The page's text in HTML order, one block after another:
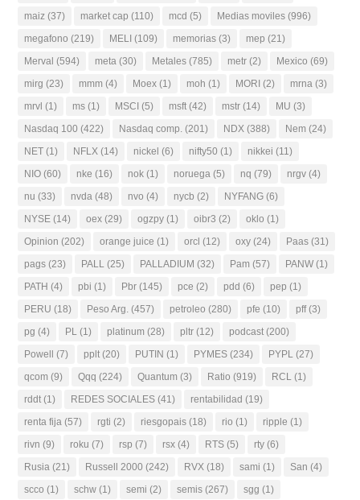
maiz (37) market cap (110) mcd (5) Medias moviles (996)
megafono (219) MELI (109) memorias (3) mep (21)
Merval (594) meta (30) Metales (785) metr (2) Mexico (69)
mirg (23) mmm (4) Moex (1) moh (1) MORI (2) mrna (3)
mrvl (1) ms (1) MSCI (5) msft (42) mstr (14) MU (3)
Nasdaq 100 (422) Nasdaq comp. (201) NDX (388) Nem (24)
NET (1) NFLX (14) nickel (6) nifty50 (1) nikkei (11)
NIO (60) nke (16) nok (1) noruega (5) nq (79) nrgv (4)
nu (33) nvda (48) nvo (4) nycb (2) NYFANG (6)
NYSE (14) oex (29) ogzpy (1) oibr3 (2) oklo (1)
Opinion (202) orange juice (1) orcl (12) oxy (24) Paas (31)
pags (23) PALL (25) PALLADIUM (32) Pam (57) PANW (1)
PATH (4) pbi (1) Pbr (145) pce (2) pdd (6) pep (1)
PERU (18) Peso Arg. (457) petroleo (280) pfe (10) pff(3)
pg (4) PL (1) platinum (28) pltr (12) podcast (200)
Powell (7) pplt (20) PUTIN (1) PYMES (234) PYPL (27)
qcom (9) Qqq (224) Quantum (3) Ratio (919) RCL (1)
rddt (1) REDES SOCIALES (41) rentabilidad (19)
renta fija (57) rgti (2) riesgopais (18) rio (1) ripple (1)
rivn (9) roku (7) rsp (7) rsx (4) RTS (5) rty (6)
Rusia (21) Russell 2000 (242) RVX (18) sami (1) San (4)
scco (1) schw (1) semi (2) semis (267) sgg (1)